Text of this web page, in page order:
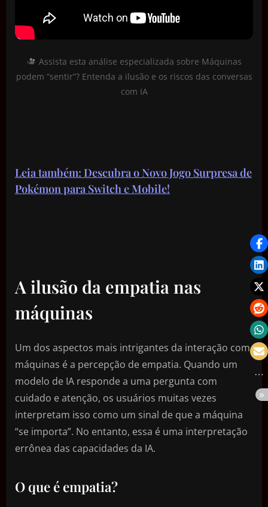
Assista esta análise especializada sobre Máquinas
podem “sentir”? Entenda a ilusão e os riscos das conversas
com IA
Leia também: Descubra o Novo Jogo Surpresa de
Pokémon para Switch e Mobile!
A ilusão da empatia nas
máquinas
Um dos aspectos mais intrigantes da interação com
máquinas é a percepção de empatia. Quando um
modelo de IA responde a uma pergunta com
cuidado e atenção, os usuários muitas vezes
interpretam isso como um sinal de que a máquina
“se importa”. No entanto, essa é uma interpretação
errônea das capacidades da IA.
O que é empatia?